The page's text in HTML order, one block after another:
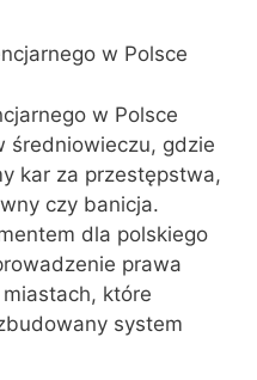
w Polsce
w Polsce
średniowieczu, gdzie
kar za przestępstwa,
czy banicja.
dla polskiego
prawa
które
system